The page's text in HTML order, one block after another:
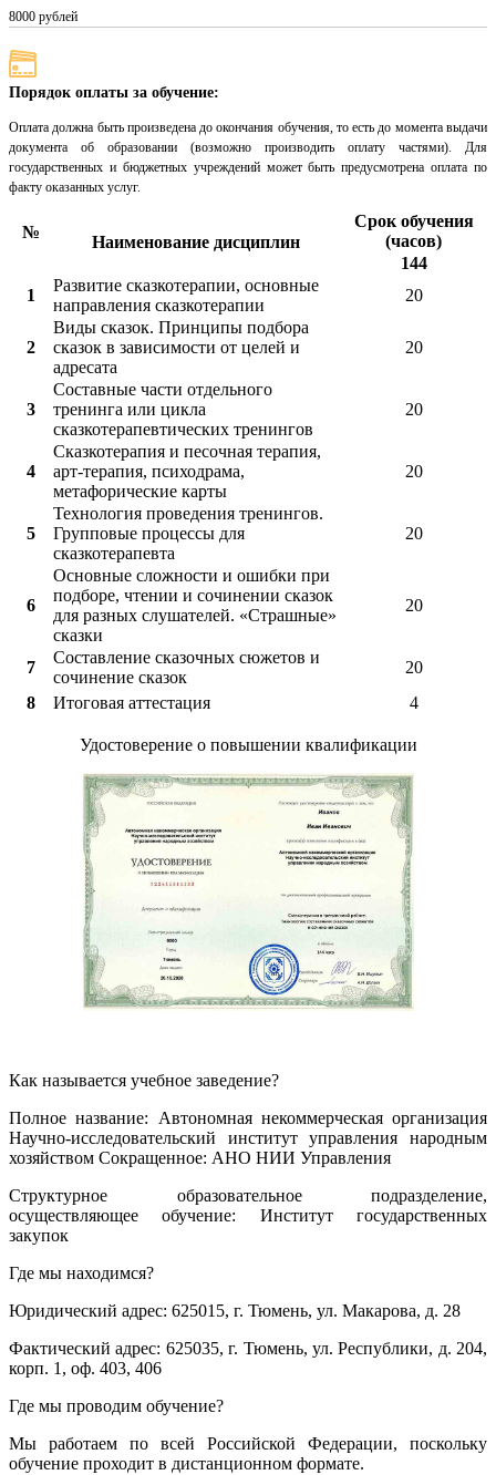
8000 рублей
Порядок оплаты за обучение:
Оплата должна быть произведена до окончания обучения, то есть до момента выдачи
документа об образовании (возможно производить оплату частями). Для
государственных и бюджетных учреждений может быть предусмотрена оплата по
факту оказанных услуг.
№
Наименование дисциплин
Срок обучения
(часов)
144
1
Развитие сказкотерапии, основные
направления сказкотерапии
20
2
Виды сказок. Принципы подбора
сказок в зависимости от целей и
адресата
20
3
Составные части отдельного
тренинга или цикла
сказкотерапевтических тренингов
20
4
Сказкотерапия и песочная терапия,
арт-терапия, психодрама,
метафорические карты
20
5
Технология проведения тренингов.
Групповые процессы для
сказкотерапевта
20
6
Основные сложности и ошибки при
подборе, чтении и сочинении сказок
для разных слушателей. «Страшные»
сказки
20
7
Составление сказочных сюжетов и
сочинение сказок
20
8
Итоговая аттестация 4
Удостоверение о повышении квалификации
Как называется учебное заведение?
Полное название: Автономная некоммерческая организация
Научно-исследовательский институт управления народным
хозяйством Сокращенное: АНО НИИ Управления
Структурное образовательное подразделение,
осуществляющее обучение: Институт государственных
закупок
Где мы находимся?
Юридический адрес: 625015, г. Тюмень, ул. Макарова, д. 28
Фактический адрес: 625035, г. Тюмень, ул. Республики, д. 204,
корп. 1, оф. 403, 406
Где мы проводим обучение?
Мы работаем по всей Российской Федерации, поскольку
обучение проходит в дистанционном формате.